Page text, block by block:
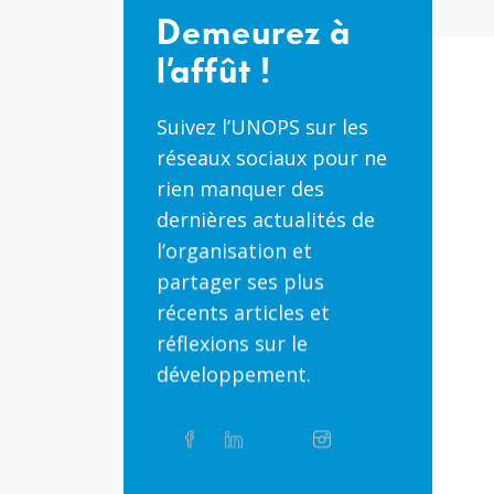
l’affûtDemeurez à
l’affût !
Suivez l’UNOPS sur les
réseaux sociaux pour ne
rien manquer des
dernières actualités de
l’organisation et
partager ses plus
récents articles et
réflexions sur le
développement.
Partager
sur FacebookLinkedinTwitterInstagram